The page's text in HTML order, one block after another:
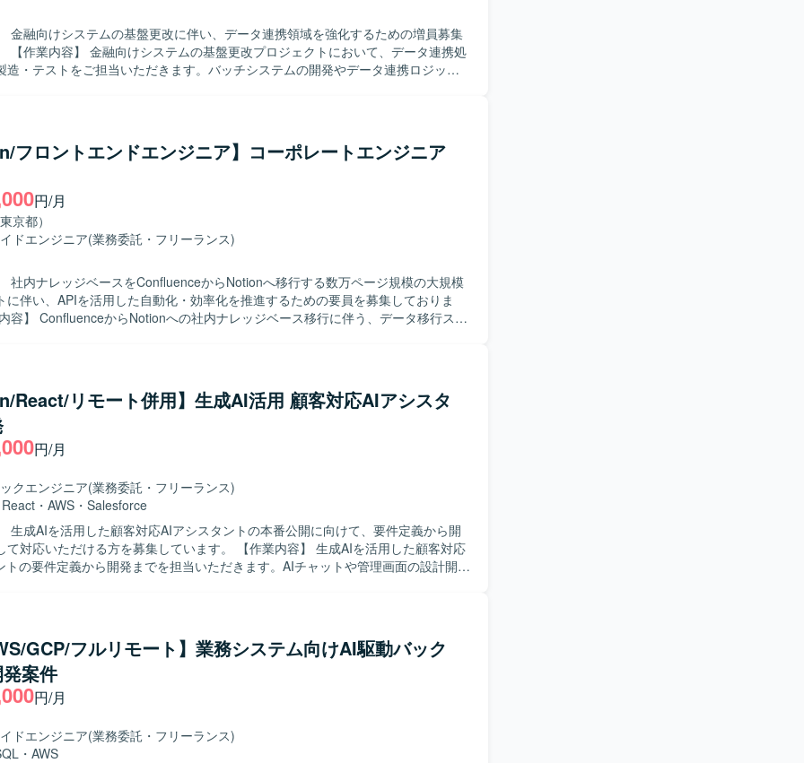
上流から下流まで幅広い経験を得られます。 【開発環境】 バックエンドは
とPythonを中心に構成されており、データベースにはDynamoDBやRDSを利用し
メッセージキューとしてSQSを使用し、フロントエンドはFlutterで実装されてい
金融向けシステムの基盤更改に伴い、データ連携領域を強化するための増員募集
造・テストをご担当いただきます。バッチシステムの開発やデータ連携ロジック
大規模なデータ連携処理の設計・開発経験を積むことができ、SQLおよびETLツー
す。 【開発環境】 SQLおよびETLツール（Data Stage、
フロントエンドエンジニア】コーポレートエンジニア
円/月
京都）
ドエンジニア(業務委託・フリーランス)
社内ナレッジベースをConfluenceからNotionへ移行する数万ページ規模の大規模
に伴い、APIを活用した自動化・効率化を推進するための要員を募集しておりま
した自動化や効率化に主体的に取り組める方を求めております。また、既存ナレ
理解しながら、正確かつ丁寧にデータ移行を進められる方を歓迎いたします。
の魅力】 数万ページ規模の大規模なナレッジベース移行プロジェクトに携わるこ
やデータ移行に関する専門性を高めることができます。社内ナレッジ基盤の再構
ことで、業務効率化や情報共有の高度化に貢献できるポジションです。 【開発
Pythonを使用し、Dockerコンテナ上で実行する環境となります。バージョン管理
利用いたします。
React/リモート併用】生成AI活用 顧客対応AIアシスタ
円/月
クエンジニア(業務委託・フリーランス)
React ・ AWS ・ Salesforce
生成AIを活用した顧客対応AIアシスタントの本番公開に向けて、要件定義から開
だける方を募集しています。 【作業内容】 生成AIを活用した顧客対応
トの要件定義から開発までを担当いただきます。AIチャットや管理画面の設計開
おいてコミュニケーションを取りながら、スクラム開発のプロセスに柔軟に対応
力】 生成AIやLLMを活用した先進的な顧客対応AI
の開発に上流工程から関わっていただけます。要件定義リードとして裁量を持っ
トを推進しつつ、外部連携やクラウド環境構築など幅広い技術領域に携わること
との連携やクラウド環境構築を含むWebシステム開発環境で作業していただきま
GCP/フルリモート】業務システム向けAI駆動バック
案件
円/月
ドエンジニア(業務委託・フリーランス)
・ AWS